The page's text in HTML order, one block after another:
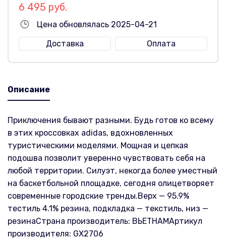
6 495 руб.
Цена обновлялась 2025-04-21
Доставка
Оплата
Описание
Приключения бывают разными. Будь готов ко всему
в этих кроссовках adidas, вдохновленных
туристическими моделями. Мощная и цепкая
подошва позволит уверенно чувствовать себя на
любой территории. Силуэт, некогда более уместный
на баскетбольной площадке, сегодня олицетворяет
современные городские тренды.Верх — 95.9%
тестиль 4.1% резина, подкладка — текстиль, низ —
резинаСтрана производитель: ВЬЕТНАМАртикул
производителя: GX2706